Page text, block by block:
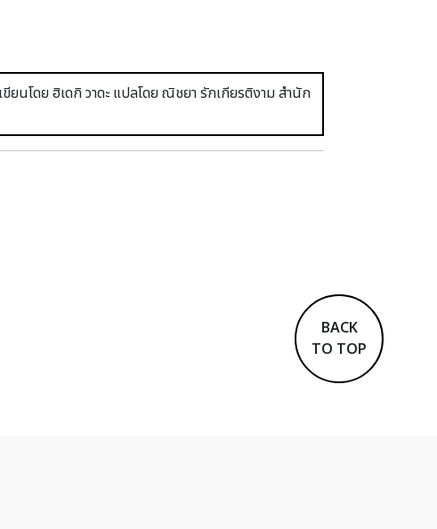
เขียนโดย ฮิเดกิ วาดะ แปลโดย ณิชยา รักเกียรติงาม สำนัก
BACK
TO TOP